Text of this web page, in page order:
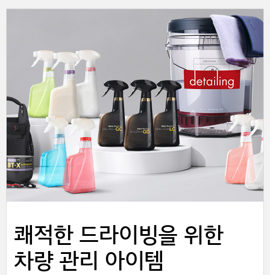
쾌적한 드라이빙을 위한
차량 관리 아이템